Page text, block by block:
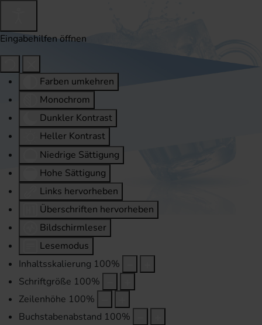
Eingabehilfen öffnen
Farben umkehren
Monochrom
Dunkler Kontrast
Heller Kontrast
Niedrige Sättigung
Hohe Sättigung
Links hervorheben
Überschriften hervorheben
Bildschirmleser
Lesemodus
Inhaltsskalierung 100%
Schriftgröße 100%
Zeilenhöhe 100%
Buchstabenabstand 100%